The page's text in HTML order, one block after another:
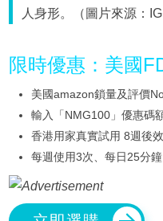
人身形。（圖片來源：
限時優惠：美國
美國amazon鎖量及評價
輸入「NMG100」優惠碼
香港用家真實試用 8週後
每週使用3次、每日25分